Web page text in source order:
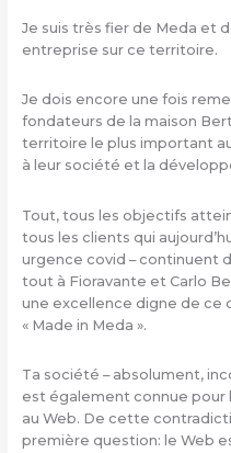
Je suis très fier de Meda et
entreprise sur ce territoire.
Je dois encore une fois
fondateurs de la maison
territoire le plus important
à leur société et la
Tout, tous les objectifs
tous les clients qui
urgence covid – continuent
tout à Fioravante et Carlo
une excellence digne de ce
« Made in Meda ».
Ta société – absolument,
est également connue pour
au Web. De cette
première question: le Web